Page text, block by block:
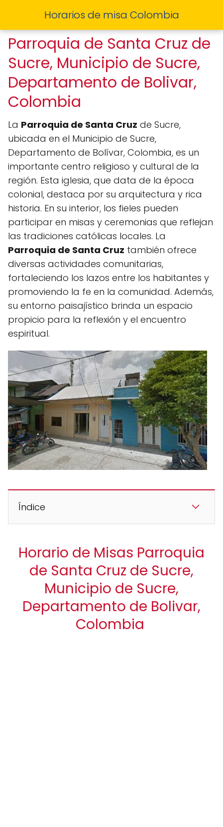
Horarios de misa Colombia
Parroquia de Santa Cruz de
Sucre, Municipio de Sucre,
Departamento de Bolivar,
Colombia
La Parroquia de Santa Cruz de Sucre,
ubicada en el Municipio de Sucre,
Departamento de Bolívar, Colombia, es un
importante centro religioso y cultural de la
región. Esta iglesia, que data de la época
colonial, destaca por su arquitectura y rica
historia. En su interior, los fieles pueden
participar en misas y ceremonias que reflejan
las tradiciones católicas locales. La
Parroquia de Santa Cruz también ofrece
diversas actividades comunitarias,
fortaleciendo los lazos entre los habitantes y
promoviendo la fe en la comunidad. Además,
su entorno paisajístico brinda un espacio
propicio para la reflexión y el encuentro
espiritual.
Índice
Horario de Misas Parroquia
de Santa Cruz de Sucre,
Municipio de Sucre,
Departamento de Bolivar,
Colombia